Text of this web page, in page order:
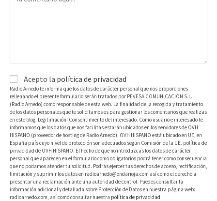
Acepto la política de privacidad
Radio Arnedo te informa que los datos de carácter personal que nos proporciones
rellenando el presente formulario serán tratados por PEVESA COMUNICACIÓN S.L.
(Radio Arnedo) como responsable de esta web. La finalidad de la recogida y tratamiento
de los datos personales que te solicitamos es para gestionar los comentarios que realizas
en este blog. Legitimación: Consentimiento del interesado. Como usuario e interesado te
informamos que los datos que nos facilitas estarán ubicados en los servidores de OVH
HISPANO (proveedor de hosting de Radio Arnedo). OVH HISPANO está ubicado en UE, en
España país cuyo nivel de protección son adecuados según Comisión de la UE. política de
privacidad de OVH HISPANO. El hecho de que no introduzcas los datos de carácter
personal que aparecen en el formulario como obligatorios podrá tener como consecuencia
que no podamos atender tu solicitud. Podrás ejercer tus derechos de acceso, rectificación,
limitación y suprimir los datos en radioarnedo@ondarioja.com así como el derecho a
presentar una reclamación ante una autoridad de control. Puedes consultar la
información adicional y detallada sobre Protección de Datos en nuestra página web:
radioarnedo.com, así como consultar nuestra política de privacidad.